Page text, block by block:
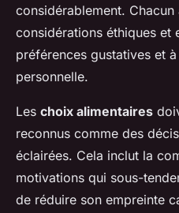
considérablement.
considérations éthiques et
préférences gustatives et
personnelle.
Les choix alimentaires
reconnus comme des
éclairées. Cela inclut la
motivations qui sous-
de réduire son empreinte